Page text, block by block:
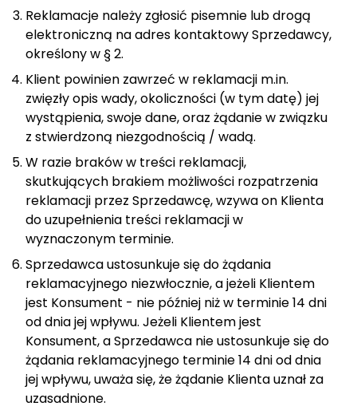
Reklamacje należy zgłosić pisemnie lub drogą
elektroniczną na adres kontaktowy Sprzedawcy,
określony w § 2.
Klient powinien zawrzeć w reklamacji m.in.
zwięzły opis wady, okoliczności (w tym datę) jej
wystąpienia, swoje dane, oraz żądanie w związku
z stwierdzoną niezgodnością / wadą.
W razie braków w treści reklamacji,
skutkujących brakiem możliwości rozpatrzenia
reklamacji przez Sprzedawcę, wzywa on Klienta
do uzupełnienia treści reklamacji w
wyznaczonym terminie.
Sprzedawca ustosunkuje się do żądania
reklamacyjnego niezwłocznie, a jeżeli Klientem
jest Konsument - nie później niż w terminie 14 dni
od dnia jej wpływu. Jeżeli Klientem jest
Konsument, a Sprzedawca nie ustosunkuje się do
żądania reklamacyjnego terminie 14 dni od dnia
jej wpływu, uważa się, że żądanie Klienta uznał za
uzasadnione.